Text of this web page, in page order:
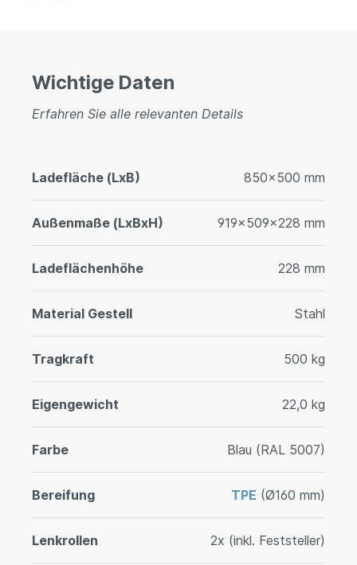
Wichtige Daten
Erfahren Sie alle relevanten Details
Ladefläche (LxB) 850x500 mm
Außenmaße (LxBxH) 919x509x228 mm
Ladeflächenhöhe 228 mm
Material Gestell Stahl
Tragkraft 500 kg
Eigengewicht 22,0 kg
Farbe Blau (RAL 5007)
Bereifung TPE (Ø160 mm)
Lenkrollen 2x (inkl. Feststeller)